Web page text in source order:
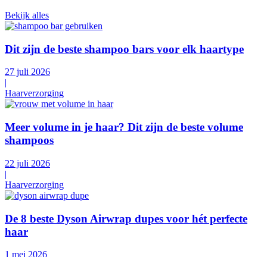
Bekijk alles
Dit zijn de beste shampoo bars voor elk haartype
27 juli 2026
|
Haarverzorging
Meer volume in je haar? Dit zijn de beste volume
shampoos
22 juli 2026
|
Haarverzorging
De 8 beste Dyson Airwrap dupes voor hét perfecte
haar
1 mei 2026